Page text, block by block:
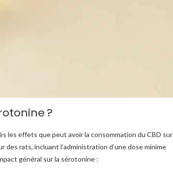
?
les effets que peut avoir la consommation du CBD sur
rats, incluant l’administration d’une dose minime
général sur la sérotonine :